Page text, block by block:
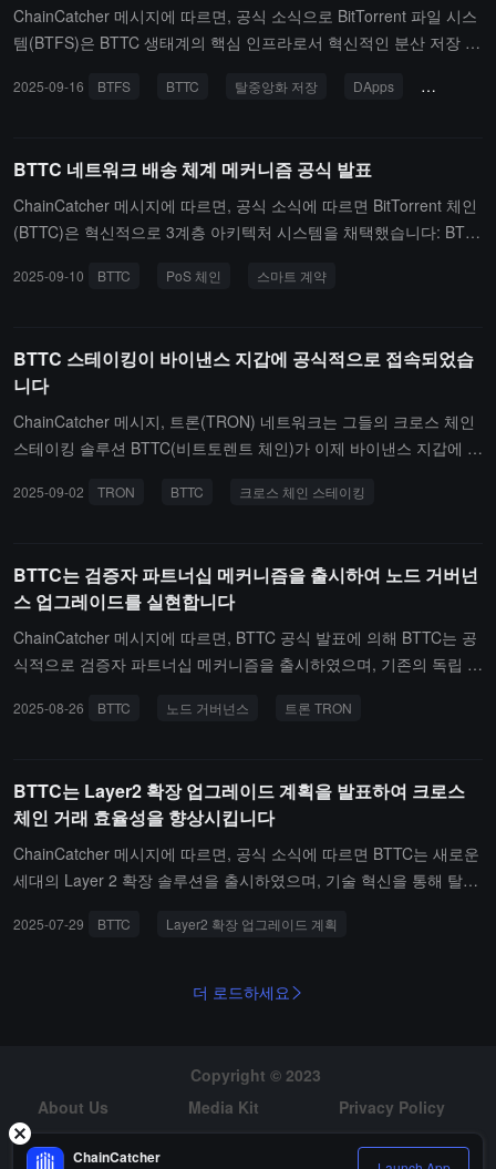
능을 통해 명확하고 투명한 자산 흐름 뷰와 원활한 크로스 체인 경험
을 누릴 수 있습니다.
ChainCatcher 메시지에 따르면, 공식 소식으로 BitTorrent 파일 시스
템(BTFS)은 BTTC 생태계의 핵심 인프라로서 혁신적인 분산 저장 기
드 네트워크를 통해 파일의 탈중앙화 저장을 실현하며, BTFS는 군사
인 토큰 인센티브 메커니즘은 탈중앙화 물리적 인프라 네트워크(DeP
IN)의 진화를 촉진하여 사용자에게 신뢰할 수 있는 데이터 저장 솔루
션을 제공합니다.
2025-09-16 BTFS BTTC 탈중앙화 저장 DApps 데이터 관
BTTC 네트워크 배송 체계 메커니즘 공식 발표
ChainCatcher 메시지에 따르면, 공식 소식에 따르면 BitTorrent 체인
(BTTC)은 혁신적으로 3계층 아키텍처 시스템을 채택했습니다: BTT
워크에 의해 자율 관리가 이루어지며, 전체 네트워크의 모든 거래 처
니다; 계약 계층은 각 공공 체인에 배포된 스마트 계약 매트릭스로 구
성되어, 크로스 체인 자산 유통 허브를 구축합니다.3계층 아키텍처가
협력하여 BTTC 네트워크가 효율적이고 안전한 크로스 체인 상호작
용을 실현하도록 보장하며, 다중 체인 생태계에 기반 시설 지원을 제
2025-09-10 BTTC PoS 체인 스마트 계약
BTTC 스테이킹이 바이낸스 지갑에 공식적으로 접속되었습
니다
ChainCatcher 메시지, 트론(TRON) 네트워크는 그들의 크로스 체인
스테이킹 솔루션 BTTC(비트토렌트 체인)가 이제 바이낸스 지갑에 공
통해 직접 BTTC 스테이킹에 참여할 수 있으며, 더 낮은 진입 장벽과
계 사용자에게 보다 원활한 크로스 체인 스테이킹 경험을 제공합니
다.
2025-09-02 TRON BTTC 크로스 체인 스테이킹
BTTC는 검증자 파트너십 메커니즘을 출시하여 노드 거버넌
스 업그레이드를 실현합니다
ChainCatcher 메시지에 따르면, BTTC 공식 발표에 의해 BTTC는 공
식적으로 검증자 파트너십 메커니즘을 출시하였으며, 기존의 독립 검
은 다중 주소 협동 운영 검증 노드를 지원하며, 높은 유연성의 스테이
신뢰할 수 있으며, 완전히 탈중앙화된 보상 분배 시스템을 구축합니
다. 이번 업그레이드는 BTTC가 노드 거버넌스 분야에서 새로운 발전
단계로 나아가는 것을 의미하며, 동시에 TRON 생태계와의 협동 효
과를 더욱 강화하였습니다.
2025-08-26 BTTC 노드 거버넌스 트론 TRON
BTTC는 Layer2 확장 업그레이드 계획을 발표하여 크로스
체인 거래 효율성을 향상시킵니다
ChainCatcher 메시지에 따르면, 공식 소식에 따르면 BTTC는 새로운
세대의 Layer 2 확장 솔루션을 출시하였으며, 기술 혁신을 통해 탈중
상시켰습니다.전해진 바에 따르면, 이 솔루션은 이더리움 생태계와
용자에게 높은 처리량과 초저렴한 수수료의 거래 환경을 제공합니다.
반의 개발자 친화적인 시스템이 포함되어 있어 개발자가 효율적으로
2025-07-29 BTTC Layer2 확장 업그레이드 계획
더 로드하세요
Copyright © 2023
About Us
Media Kit
Privacy Policy
Risk Warning
Hiring
ChainCatcher